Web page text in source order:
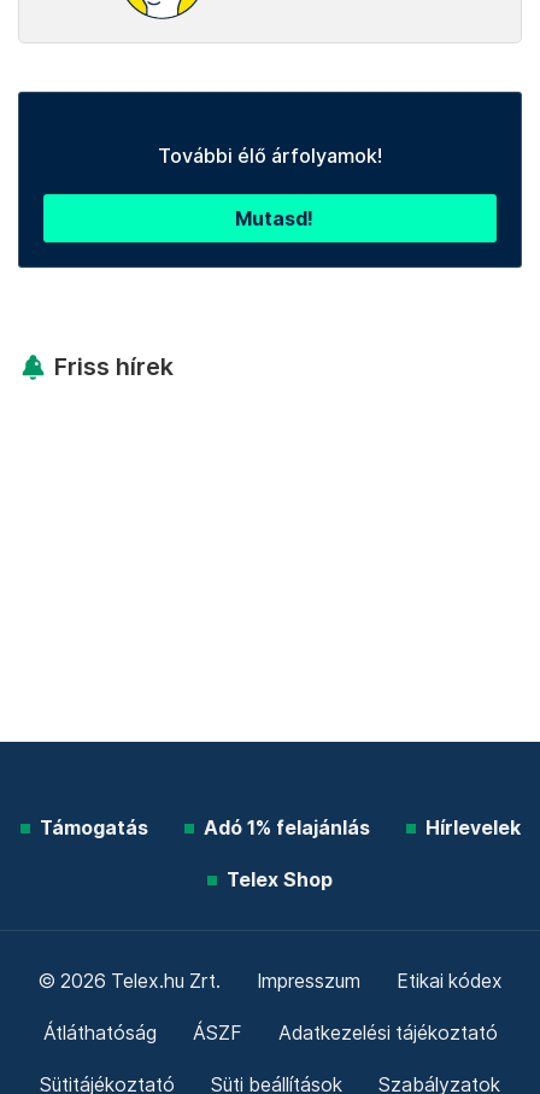
További élő árfolyamok!
Mutasd!
Friss hírek
Támogatás Adó 1% felajánlás Hírlevelek
Telex Shop
© 2026 Telex.hu Zrt. Impresszum Etikai kódex
Átláthatóság ÁSZF Adatkezelési tájékoztató
Sütitájékoztató Süti beállítások Szabályzatok